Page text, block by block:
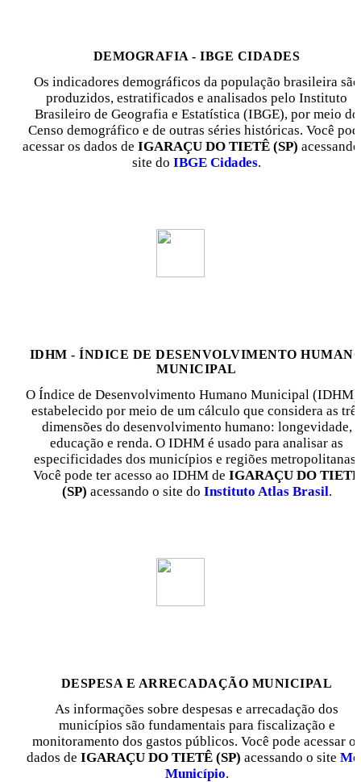
DEMOGRAFIA - IBGE CIDADES
Os indicadores demográficos da população brasileira são
produzidos, estratificados e analisados pelo Instituto
Brasileiro de Geografia e Estatística (IBGE), por meio do
Censo demográfico e de outras séries históricas. Você
acessar os dados de IGARAÇU DO TIETÊ (SP)
site do IBGE Cidades.
IDHM - ÍNDICE DE DESENVOLVIMENTO
MUNICIPAL
O Índice de Desenvolvimento Humano Municipal (IDHM)
estabelecido por meio de um cálculo que considera as
dimensões do desenvolvimento humano: longevidade,
educação e renda. O IDHM é usado para analisar as
especificidades dos municípios e regiões metropolitanas.
Você pode ter acesso ao IDHM de IGARAÇU DO TIETÊ
(SP) acessando o site do Instituto Atlas Brasil.
DESPESA E ARRECADAÇÃO MUNICIPAL
As informações sobre despesas e arrecadação dos
municípios são fundamentais para fiscalização e
monitoramento dos gastos públicos. Você pode acessar os
dados de IGARAÇU DO TIETÊ (SP) acessando o site
Município.